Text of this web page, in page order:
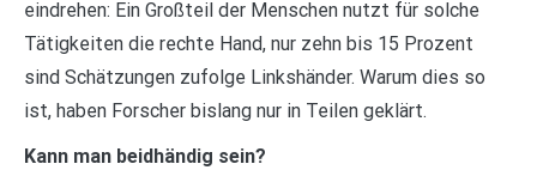
eindrehen: Ein Großteil der Menschen nutzt für solche
Tätigkeiten die rechte Hand, nur zehn bis 15 Prozent
sind Schätzungen zufolge Linkshänder. Warum dies so
ist, haben Forscher bislang nur in Teilen geklärt.
Kann man beidhändig sein?